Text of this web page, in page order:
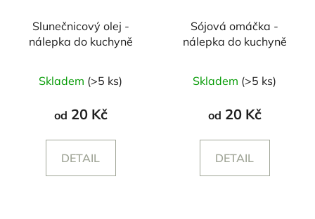
Slunečnicový olej -
nálepka do kuchyně
Skladem (>5 ks)
od 20 Kč
DETAIL
Sójová omáčka -
nálepka do kuchyně
Skladem (>5 ks)
od 20 Kč
DETAIL